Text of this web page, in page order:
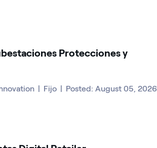
Protecciones y
| Fijo | Posted: August 05, 2026